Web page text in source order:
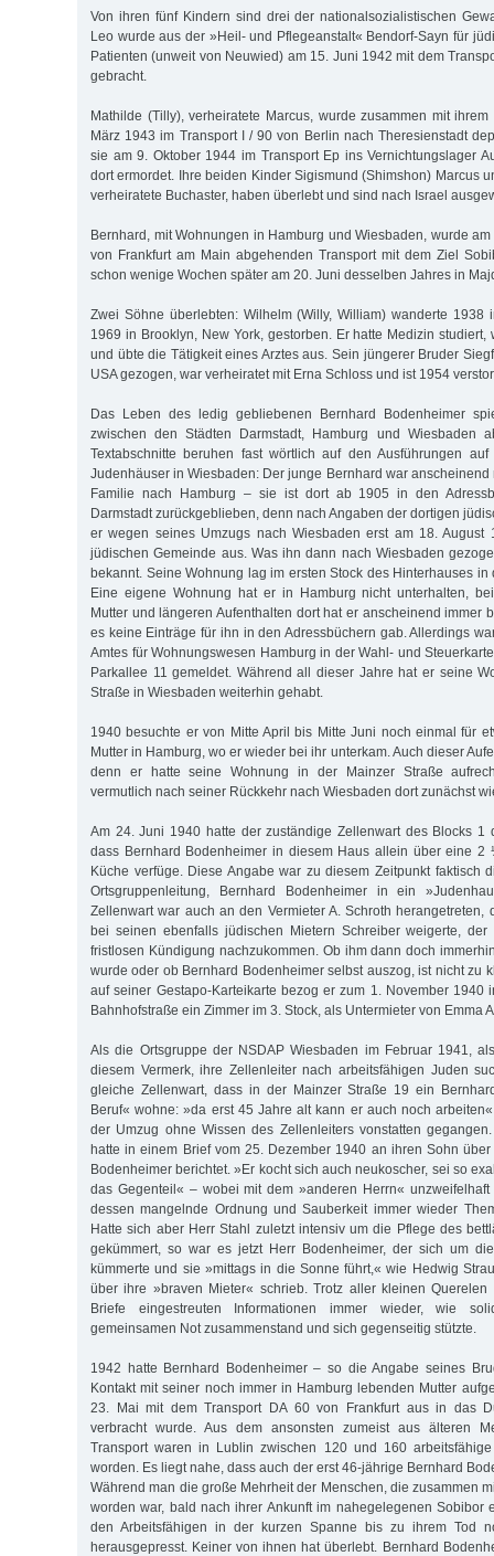
Von ihren fünf Kindern sind drei der nationalsozialistischen
Leo wurde aus der »Heil- und Pflegeanstalt« Bendorf-Sayn für
Patienten (unweit von Neuwied) am 15. Juni 1942 mit dem
gebracht.
Mathilde (Tilly), verheiratete Marcus, wurde zusammen mit
März 1943 im Transport I / 90 von Berlin nach Theresienstadt
sie am 9. Oktober 1944 im Transport Ep ins Vernichtungslager
dort ermordet. Ihre beiden Kinder Sigismund (Shimshon) Marcus
verheiratete Buchaster, haben überlebt und sind nach Israel
Bernhard, mit Wohnungen in Hamburg und Wiesbaden, wurde
von Frankfurt am Main abgehenden Transport mit dem Ziel
schon wenige Wochen später am 20. Juni desselben Jahres in
Zwei Söhne überlebten: Wilhelm (Willy, William) wanderte 1938
1969 in Brooklyn, New York, gestorben. Er hatte Medizin studiert,
und übte die Tätigkeit eines Arztes aus. Sein jüngerer Bruder
USA gezogen, war verheiratet mit Erna Schloss und ist 1954
Das Leben des ledig gebliebenen Bernhard Bodenheimer
zwischen den Städten Darmstadt, Hamburg und Wiesbaden
Textabschnitte beruhen fast wörtlich auf den Ausführungen
Judenhäuser in Wiesbaden: Der junge Bernhard war
Familie nach Hamburg – sie ist dort ab 1905 in den
Darmstadt zurückgeblieben, denn nach Angaben der dortigen
er wegen seines Umzugs nach Wiesbaden erst am 18. August
jüdischen Gemeinde aus. Was ihn dann nach Wiesbaden
bekannt. Seine Wohnung lag im ersten Stock des Hinterhauses in
Eine eigene Wohnung hat er in Hamburg nicht unterhalten,
Mutter und längeren Aufenthalten dort hat er anscheinend immer
es keine Einträge für ihn in den Adressbüchern gab. Allerdings
Amtes für Wohnungswesen Hamburg in der Wahl- und
Parkallee 11 gemeldet. Während all dieser Jahre hat er seine
Straße in Wiesbaden weiterhin gehabt.
1940 besuchte er von Mitte April bis Mitte Juni noch einmal für
Mutter in Hamburg, wo er wieder bei ihr unterkam. Auch dieser
denn er hatte seine Wohnung in der Mainzer Straße
vermutlich nach seiner Rückkehr nach Wiesbaden dort zunächst
Am 24. Juni 1940 hatte der zuständige Zellenwart des Blocks 1
dass Bernhard Bodenheimer in diesem Haus allein über eine 2
Küche verfüge. Diese Angabe war zu diesem Zeitpunkt faktisch
Ortsgruppenleitung, Bernhard Bodenheimer in ein
Zellenwart war auch an den Vermieter A. Schroth herangetreten,
bei seinen ebenfalls jüdischen Mietern Schreiber weigerte,
fristlosen Kündigung nachzukommen. Ob ihm dann doch
wurde oder ob Bernhard Bodenheimer selbst auszog, ist nicht zu
auf seiner Gestapo-Karteikarte bezog er zum 1. November 1940
Bahnhofstraße ein Zimmer im 3. Stock, als Untermieter von Emma
Als die Ortsgruppe der NSDAP Wiesbaden im Februar 1941,
diesem Vermerk, ihre Zellenleiter nach arbeitsfähigen Juden
gleiche Zellenwart, dass in der Mainzer Straße 19 ein
Beruf« wohne: »da erst 45 Jahre alt kann er auch noch
der Umzug ohne Wissen des Zellenleiters vonstatten
hatte in einem Brief vom 25. Dezember 1940 an ihren Sohn
Bodenheimer berichtet. »Er kocht sich auch neukoscher, sei so
das Gegenteil« – wobei mit dem »anderen Herrn« unzweifelhaft
dessen mangelnde Ordnung und Sauberkeit immer wieder
Hatte sich aber Herr Stahl zuletzt intensiv um die Pflege des
gekümmert, so war es jetzt Herr Bodenheimer, der sich um
kümmerte und sie »mittags in die Sonne führt,« wie Hedwig
über ihre »braven Mieter« schrieb. Trotz aller kleinen
Briefe eingestreuten Informationen immer wieder, wie
gemeinsamen Not zusammenstand und sich gegenseitig stützte.
1942 hatte Bernhard Bodenheimer – so die Angabe seines
Kontakt mit seiner noch immer in Hamburg lebenden Mutter
23. Mai mit dem Transport DA 60 von Frankfurt aus in das
verbracht wurde. Aus dem ansonsten zumeist aus älteren
Transport waren in Lublin zwischen 120 und 160
worden. Es liegt nahe, dass auch der erst 46-jährige Bernhard
Während man die große Mehrheit der Menschen, die zusammen
worden war, bald nach ihrer Ankunft im nahegelegenen Sobibor
den Arbeitsfähigen in der kurzen Spanne bis zu ihrem Tod
herausgepresst. Keiner von ihnen hat überlebt. Bernhard